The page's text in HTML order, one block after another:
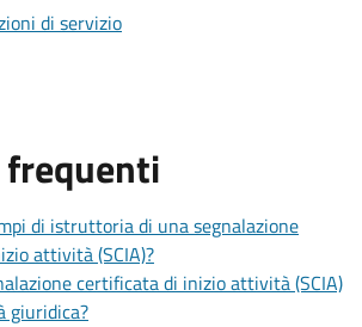
di servizio
frequenti
di istruttoria di una segnalazione
attività (SCIA)?
certificata di inizio attività (SCIA)
giuridica?